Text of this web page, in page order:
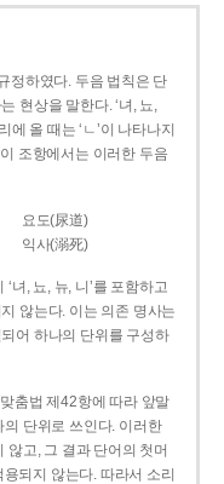
정하였다. 두음 법칙은 단
현상을 말한다. ‘녀, 뇨,
올 때는 ‘ㄴ’이 나타나지
조항에서는 이러한 두음
요도(尿道)
익사(溺死)
녀, 뇨, 뉴, 니’를 포함하고
않는다. 이는 의존 명사는
어 하나의 단위를 구성하
춤법 제42항에 따라 앞말
단위로 쓰인다. 이러한
않고, 그 결과 단어의 첫머
되지 않는다. 따라서 소리